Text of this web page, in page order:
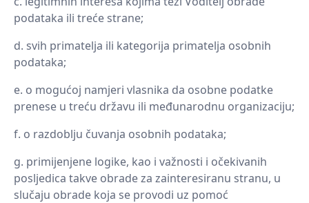
podataka ili treće strane;
svih primatelja ili kategorija primatelja osobnih
podataka;
o mogućoj namjeri vlasnika da osobne podatke
prenese u treću državu ili međunarodnu organizaciju;
o razdoblju čuvanja osobnih podataka;
primijenjene logike, kao i važnosti i očekivanih
posljedica takve obrade za zainteresiranu stranu, u
slučaju obrade koja se provodi uz pomoć